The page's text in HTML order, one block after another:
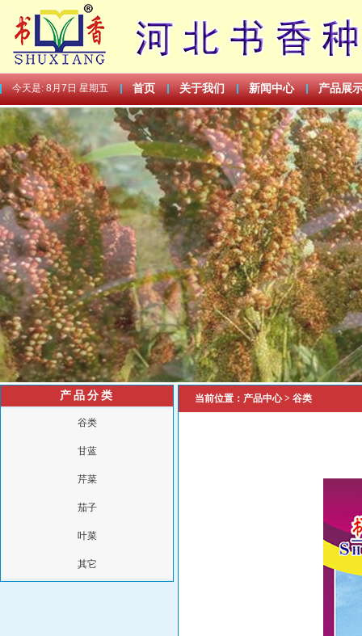
今天是:8月7日 星期五 首页 关于我们 新闻中心 产品展
产品分类
谷类
甘蓝
芹菜
茄子
叶菜
其它
当前位置： 产品中心> 谷类